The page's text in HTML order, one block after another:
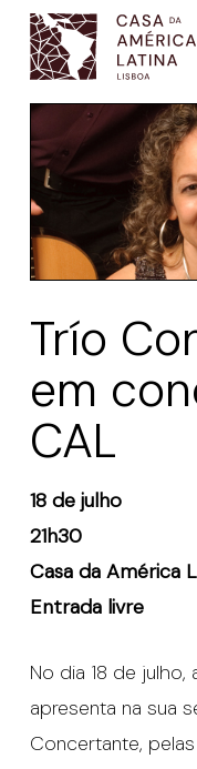
Skip
main
Trío
em
CAL
18 de julho
21h30
Casa da América
Entrada livre
No dia 18 de julho,
apresenta na sua
Concertante,